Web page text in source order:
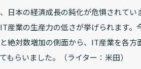
日本の経済成長の鈍化が危惧されて
産業の生産力の低さが挙げられます
絶対数増加の側面から、IT産業を各
もらいました。（ライター：米田）